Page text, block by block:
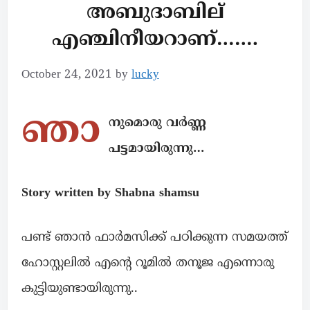
അബുദാബില്
എഞ്ചിനീയറാണ്…….
October 24, 2021 by lucky
ഞാ നുമൊരു വർണ്ണ
പട്ടമായിരുന്നു…
Story written by Shabna shamsu
പണ്ട് ഞാൻ ഫാർമസിക്ക് പഠിക്കുന്ന സമയത്ത്
ഹോസ്റ്റലിൽ എൻ്റെ റൂമിൽ തനൂജ എന്നൊരു
കുട്ടിയുണ്ടായിരുന്നു..